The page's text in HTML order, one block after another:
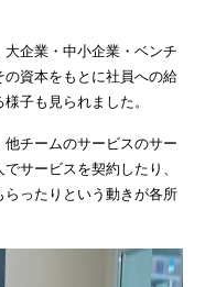
企業・中小企業・ベンチ
資本をもとに社員への給
子も見られました。
チームのサービスのサー
サービスを契約したり、
ったりという動きが各所